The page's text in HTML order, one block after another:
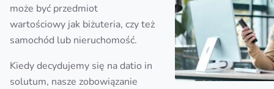
może być przedmiot
wartościowy jak biżuteria, czy też
samochód lub nieruchomość.
Kiedy decydujemy się na datio in
solutum, nasze zobowiązanie